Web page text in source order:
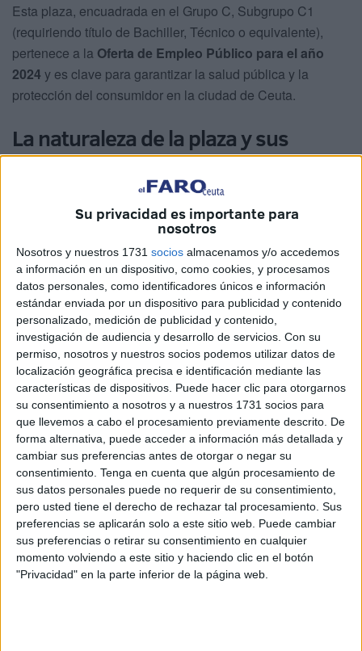
Su privacidad es importante para
nosotros
Nosotros y nuestros 1731 socios almacenamos y/o accedemos
a información en un dispositivo, como cookies, y procesamos
datos personales, como identificadores únicos e información
estándar enviada por un dispositivo para publicidad y contenido
personalizado, medición de publicidad y contenido,
investigación de audiencia y desarrollo de servicios. Con su
permiso, nosotros y nuestros socios podemos utilizar datos de
localización geográfica precisa e identificación mediante las
características de dispositivos. Puede hacer clic para otorgarnos
su consentimiento a nosotros y a nuestros 1731 socios para
que llevemos a cabo el procesamiento previamente descrito. De
forma alternativa, puede acceder a información más detallada y
cambiar sus preferencias antes de otorgar o negar su
consentimiento. Tenga en cuenta que algún procesamiento de
sus datos personales puede no requerir de su consentimiento,
pero usted tiene el derecho de rechazar tal procesamiento. Sus
preferencias se aplicarán solo a este sitio web. Puede cambiar
sus preferencias o retirar su consentimiento en cualquier
momento volviendo a este sitio y haciendo clic en el botón
"Privacidad" en la parte inferior de la página web.
Esta plaza, encuadrada en el Grupo C, Subgrupo C1
(requiriendo título de Bachiller, Técnico o equivalente),
pertenece a la Oferta de Empleo Público para el año
2024 y es clave para garantizar la salud pública y la
protección del consumidor en la ciudad de Ceuta.
La naturaleza de la plaza y sus
requisitos
La posición de agente de Inspección está clasificada
dentro de la Escala de Administración Especial,
Subescala Servicios Especiales, Clase Cometidos
Especiales.
Antes de su aprobación y publicación, las bases fueron
informadas a las organizaciones sindicales en la Mesa
General de Negociación de Empleados Públicos de la
Ciudad Autónoma de Ceuta, celebrada el 26 de noviembre
de 2025.
Para optar a esta plaza,los aspirantes deben reunir
varios requisitosfundamentales en el momento de
finalización del plazo de presentación de solicitudes, y
mantenerlos hasta el nombramiento:
Nacionalidad: ser español o nacional de un Estado
miembro de la Unión Europea.
Edad: haber cumplido los dieciséis años y no exceder